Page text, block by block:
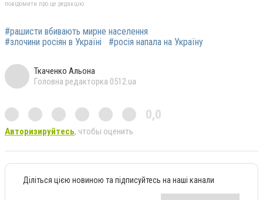
повідомити про це редакцію
#рашисти вбивають мирне населення
#злочини росіян в Україні
#росія напала на Україну
Ткаченко Альона
Головна редакторка 0512.ua
0,0
Авторизируйтесь, чтобы оценить
Діліться цією новиною та підписуйтесь на наші канали